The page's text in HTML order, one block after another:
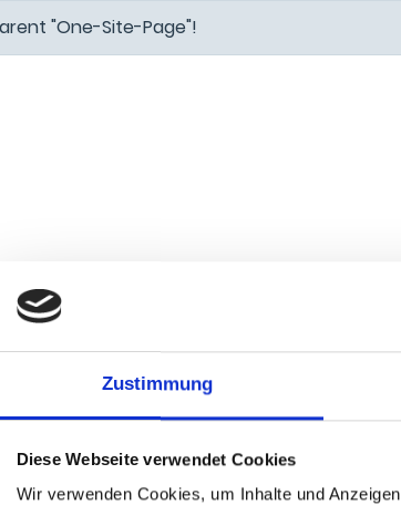
Zustimmung
Diese Webseite verwendet Cookies
Wir verwenden Cookies, um Inhalte und
"One-Site-Page"!